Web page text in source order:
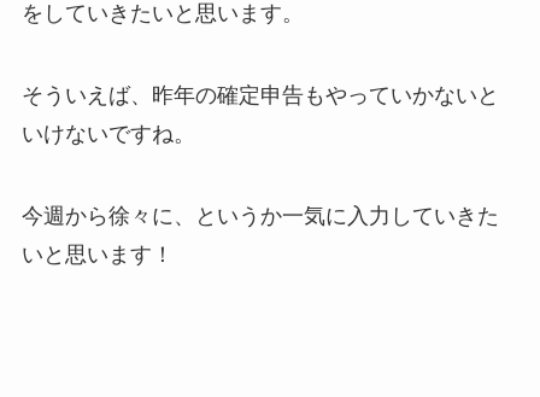
をしていきたいと思います。
そういえば、昨年の確定申告もやっていかないと
いけないですね。
今週から徐々に、というか一気に入力していきた
いと思います！